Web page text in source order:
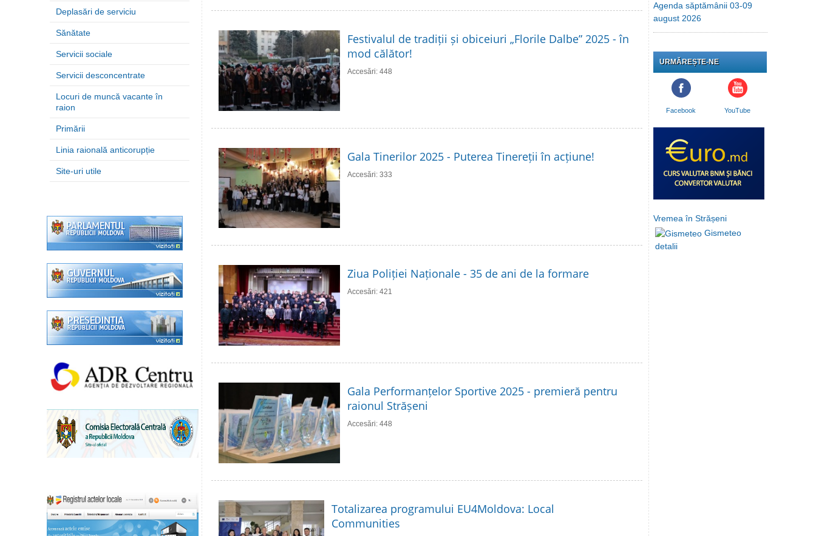
Deplasări de serviciu
Sănătate
Servicii sociale
Servicii desconcentrate
Locuri de muncă vacante în
raion
Primării
Linia raională anticorupție
Site-uri utile
Festivalul de tradiții și obiceiuri „Florile Dalbe” 2025 - în
mod călător!
Accesări: 448
Gala Tinerilor 2025 - Puterea Tinereții în acțiune!
Accesări: 333
Ziua Poliției Naționale - 35 de ani de la formare
Accesări: 421
Gala Performanțelor Sportive 2025 - premieră pentru
raionul Strășeni
Accesări: 448
Totalizarea programului EU4Moldova: Local
Communities
Agenda săptămânii 03-09
august 2026
URMĂREȘTE-NE
Facebook YouTube
Vremea în Strășeni
Gismeteo
detalii